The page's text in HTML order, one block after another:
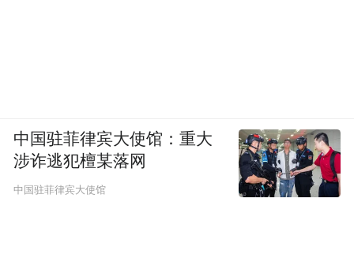
中国驻菲律宾大使馆：重大
涉诈逃犯檀某落网
中国驻菲律宾大使馆